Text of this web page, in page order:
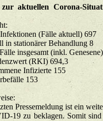
zur ak­tu­el­len Co­ro­na-
CO­VID-19-In­fek­tio­nen (Fälle ak­tu­ell) 697
davon ak­tu­ell in sta­tio­nä­rer Be­hand­lung 8
ins­ge­samt (inkl.
7-Ta­ge-In­zi­denz­wert (RKI) 694,3
Hinzu ge­kom­me­ne In­fi­zier­te 155
Ak­tu­el­le Ster­be­fäl­le 153
Pres­se­mel­dung ist ein
19 zu be­kla­gen. Somit